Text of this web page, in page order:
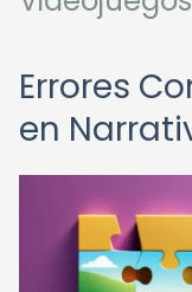
Errores
en